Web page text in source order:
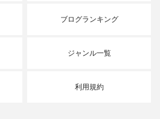
ブログランキング
ジャンル一覧
利用規約